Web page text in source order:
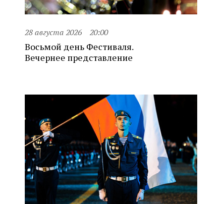
28 августа 2026 20:00
Восьмой день Фестиваля.
Вечернее представление